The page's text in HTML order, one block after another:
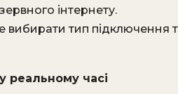
інтернету.
тип підключення
реальному часі